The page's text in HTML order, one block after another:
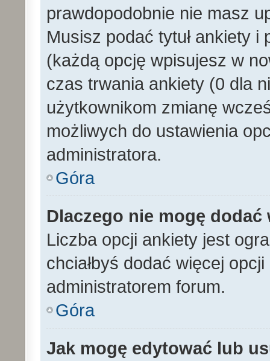
prawdopodobnie nie masz
Musisz podać tytuł ankiety
(każdą opcję wpisujesz w
czas trwania ankiety (0 dla
użytkownikom zmianę
możliwych do ustawienia
administratora.
Góra
Dlaczego nie mogę
Liczba opcji ankiety jest
chciałbyś dodać więcej
administratorem forum.
Góra
Jak mogę edytować lub